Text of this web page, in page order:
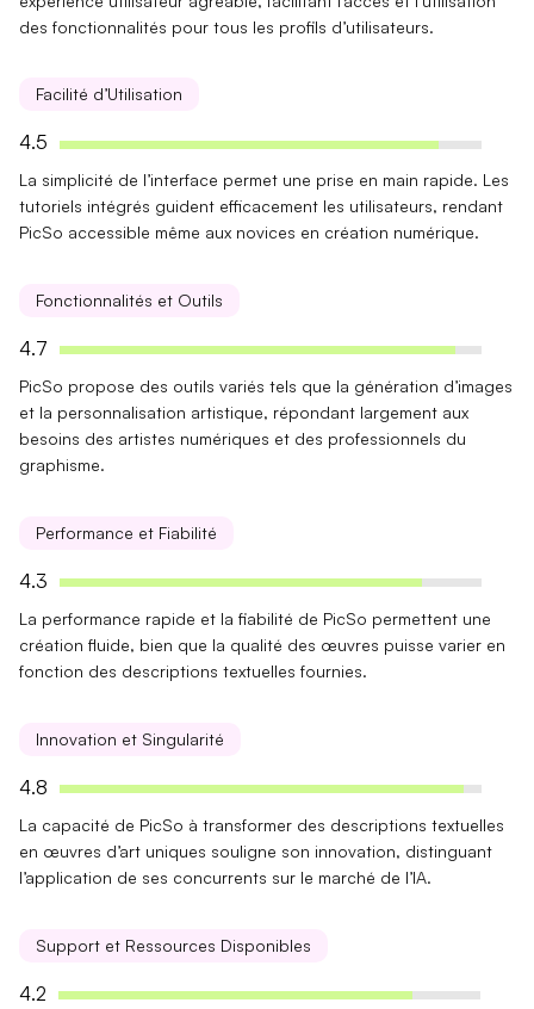
des fonctionnalités pour tous les profils d’utilisateurs.
Facilité d’Utilisation
4.5
La simplicité de l’interface permet une prise en main rapide. Les
tutoriels intégrés guident efficacement les utilisateurs, rendant
PicSo accessible même aux novices en création numérique.
Fonctionnalités et Outils
4.7
PicSo propose des outils variés tels que la génération d’images
et la personnalisation artistique, répondant largement aux
besoins des artistes numériques et des professionnels du
graphisme.
Performance et Fiabilité
4.3
La performance rapide et lafiabilité de PicSo permettent une
création fluide, bien que la qualité des œuvres puisse varier en
fonction des descriptions textuelles fournies.
Innovation et Singularité
4.8
La capacité de PicSo à transformer des descriptions textuelles
en œuvres d’art uniques souligne son innovation, distinguant
l’application de ses concurrents sur le marché de l’IA.
Support et Ressources Disponibles
4.2